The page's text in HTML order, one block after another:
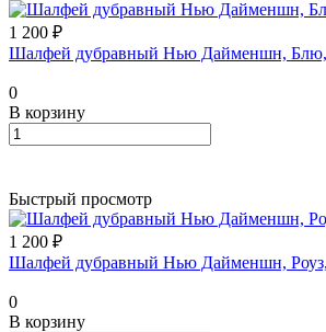
1 200 ₽
Шалфей дубравный Нью Дайменшн,
0
В корзину
Быстрый просмотр
1 200 ₽
Шалфей дубравный Нью Дайменшн,
0
В корзину